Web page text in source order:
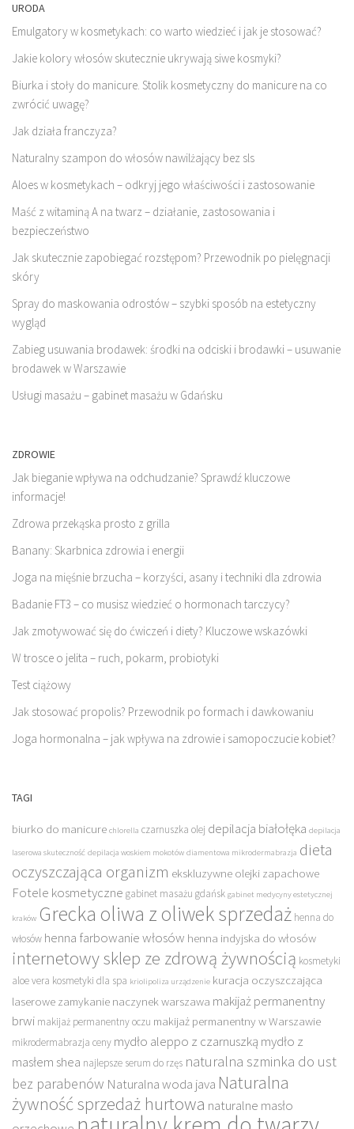
URODA
Emulgatory w kosmetykach: co warto wiedzieć i jak je stosować?
Jakie kolory włosów skutecznie ukrywają siwe kosmyki?
Biurka i stoły do manicure. Stolik kosmetyczny do manicure na co
zwrócić uwagę?
Jak działa franczyza?
Naturalny szampon do włosów nawilżający bez sls
Aloes w kosmetykach – odkryj jego właściwości i zastosowanie
Maść z witaminą A na twarz – działanie, zastosowania i
bezpieczeństwo
Jak skutecznie zapobiegać rozstępom? Przewodnik po pielęgnacji
skóry
Spray do maskowania odrostów – szybki sposób na estetyczny
wygląd
Zabieg usuwania brodawek: środki na odciski i brodawki – usuwanie
brodawek w Warszawie
Usługi masażu – gabinet masażu w Gdańsku
ZDROWIE
Jak bieganie wpływa na odchudzanie? Sprawdź kluczowe
informacje!
Zdrowa przekąska prosto z grilla
Banany: Skarbnica zdrowia i energii
Joga na mięśnie brzucha – korzyści, asany i techniki dla zdrowia
Badanie FT3 – co musisz wiedzieć o hormonach tarczycy?
Jak zmotywować się do ćwiczeń i diety? Kluczowe wskazówki
W trosce o jelita – ruch, pokarm, probiotyki
Test ciążowy
Jak stosować propolis? Przewodnik po formach i dawkowaniu
Joga hormonalna – jak wpływa na zdrowie i samopoczucie kobiet?
TAGI
biurko do manicure chlorella czarnuszka olej depilacja białołęka depilacja
laserowa skuteczność depilacja woskiem mokotów diamentowa mikrodermabrazja dieta
oczyszczająca organizm ekskluzywne olejki zapachowe
Fotele kosmetyczne gabinet masażu gdańsk gabinet medycyny estetycznej
kraków Grecka oliwa z oliwek sprzedaż henna do
włosów henna farbowanie włosów henna indyjska do włosów
internetowy sklep ze zdrową żywnością kosmetyki
aloe vera kosmetyki dla spa kriolipoliza urządzenie kuracja oczyszczająca
laserowe zamykanie naczynek warszawa makijaż permanentny
brwi makijaż permanentny oczu makijaż permanentny w Warszawie
mikrodermabrazja ceny mydło aleppo z czarnuszką mydło z
masłem shea najlepsze serum do rzęs naturalna szminka do ust
bez parabenów Naturalna woda java Naturalna
żywność sprzedaż hurtowa naturalne masło